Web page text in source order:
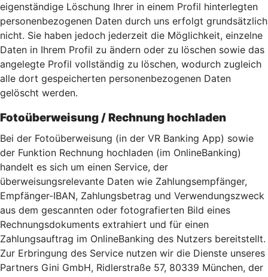
eigenständige Löschung Ihrer in einem Profil hinterlegten
personenbezogenen Daten durch uns erfolgt grundsätzlich
nicht. Sie haben jedoch jederzeit die Möglichkeit, einzelne
Daten in Ihrem Profil zu ändern oder zu löschen sowie das
angelegte Profil vollständig zu löschen, wodurch zugleich
alle dort gespeicherten personenbezogenen Daten
gelöscht werden.
Fotoüberweisung / Rechnung hochladen
Bei der Fotoüberweisung (in der VR Banking App) sowie
der Funktion Rechnung hochladen (im OnlineBanking)
handelt es sich um einen Service, der
überweisungsrelevante Daten wie Zahlungsempfänger,
Empfänger-IBAN, Zahlungsbetrag und Verwendungszweck
aus dem gescannten oder fotografierten Bild eines
Rechnungsdokuments extrahiert und für einen
Zahlungsauftrag im OnlineBanking des Nutzers bereitstellt.
Zur Erbringung des Service nutzen wir die Dienste unseres
Partners Gini GmbH, Ridlerstraße 57, 80339 München, der